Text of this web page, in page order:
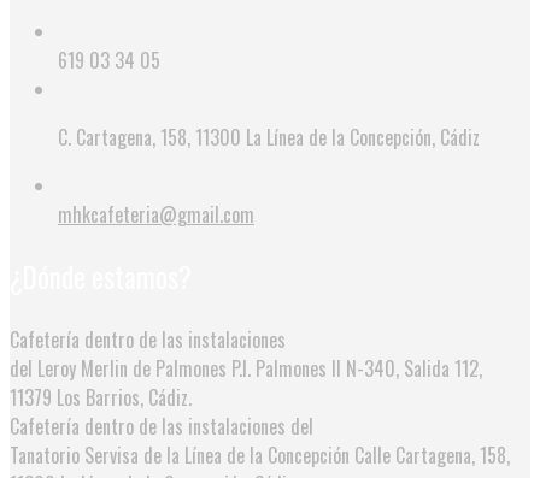
619 03 34 05
C. Cartagena, 158, 11300 La Línea de la Concepción, Cádiz
mhkcafeteria@gmail.com
Cafetería dentro de las instalaciones
del Leroy Merlin de Palmones P.I. Palmones II N-340, Salida 112,
11379 Los Barrios, Cádiz.
Cafetería dentro de las instalaciones del
Tanatorio Servisa de la Línea de la Concepción Calle Cartagena, 158,